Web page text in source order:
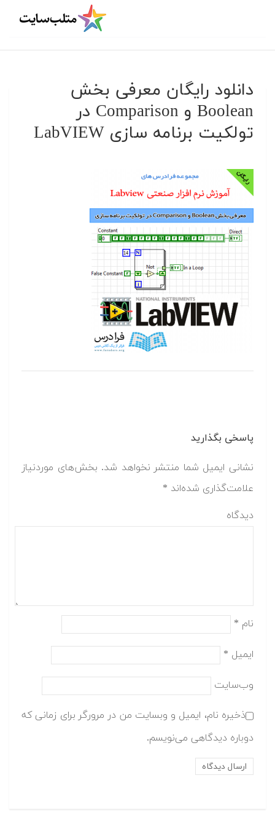
دانلود رایگان معرفی بخش
Boolean و Comparison در
تولکیت برنامه سازی LabVIEW
پاسخی بگذارید
نشانی ایمیل شما منتشر نخواهد شد. بخش‌های موردنیاز
علامت‌گذاری شده‌اند *
دیدگاه
نام *
ایمیل *
وب‌سایت
ذخیره نام، ایمیل و وبسایت من در مرورگر برای زمانی که
دوباره دیدگاهی می‌نویسم.